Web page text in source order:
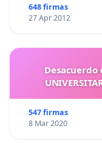
648 firmas
27 Apr 2012
Desacuerdo
547 firmas
8 Mar 2020